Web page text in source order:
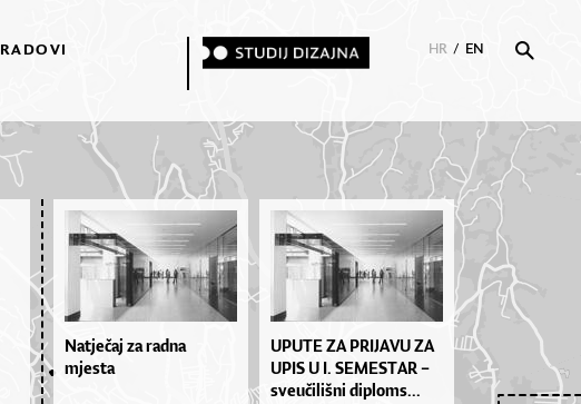
RADOVI HR / EN
Natječaj za radna
mjesta
UPU­TE ZA PRI­JA­VU ZA
UPIS U I. SE­MES­TAR –
sve­u­či­liš­ni di­plo­ms...